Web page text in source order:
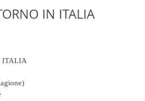
IN ITALIA
ITALIA